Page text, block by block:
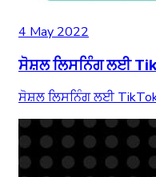
4 May 2022
ਸੋਸ਼ਲ ਲਿਸਨਿੰਗ ਲਈ
ਸੋਸ਼ਲ ਲਿਸਨਿੰਗ ਲਈ